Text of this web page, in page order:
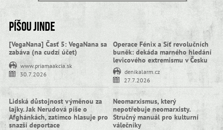
Píšou jinde
[VegaNana] Časť 5: VegaNana sa
zabáva (na cudzí účet)
www.priamaakcia.sk
30.7.2026
Operace Fénix a Síť revolučních
buněk: dekáda marného hledání
levicového extremismu v Česku
denikalarm.cz
27.7.2026
Lidská důstojnost výměnou za
lajky. Jak Nerudová píše o
Afghánkách, zatímco hlasuje pro
snazší deportace
Neomarxismus, který
nepotřebuje neomarxisty.
Stručný manuál pro kulturní
válečníky